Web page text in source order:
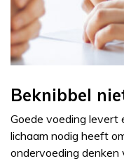
Beknibbel
Goede voeding levert
lichaam nodig heeft
ondervoeding